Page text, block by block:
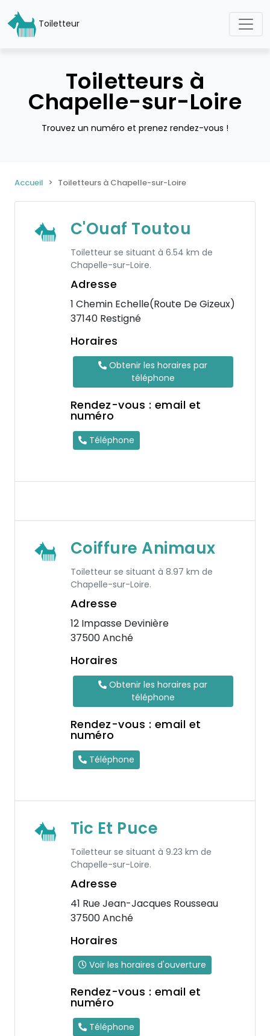
Toiletteur
Toiletteurs à
Chapelle-sur-Loire
Trouvez un numéro et prenez rendez-vous !
Accueil Toiletteurs à Chapelle-sur-Loire
C'Ouaf Toutou
Toiletteur se situant à 6.54 km de
Chapelle-sur-Loire.
Adresse
1 Chemin Echelle(Route De Gizeux)
37140 Restigné
Horaires
Obtenir les horaires par
téléphone
Rendez-vous : email et
numéro
Téléphone
Coiffure Animaux
Toiletteur se situant à 8.97 km de
Chapelle-sur-Loire.
Adresse
12 Impasse Devinière
37500 Anché
Horaires
Obtenir les horaires par
téléphone
Rendez-vous : email et
numéro
Téléphone
Tic Et Puce
Toiletteur se situant à 9.23 km de
Chapelle-sur-Loire.
Adresse
41 Rue Jean-Jacques Rousseau
37500 Anché
Horaires
Voir les horaires d'ouverture
Rendez-vous : email et
numéro
Téléphone